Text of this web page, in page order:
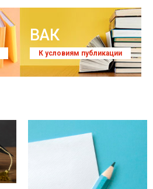
ВАК
К условиям публикации